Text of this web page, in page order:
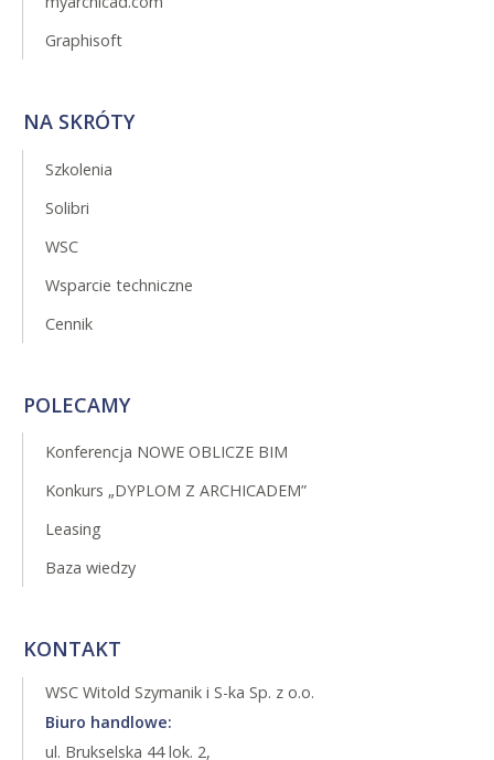
Graphisoft
NA SKRÓTY
Szkolenia
Solibri
WSC
Wsparcie techniczne
Cennik
POLECAMY
Konferencja NOWE OBLICZE BIM
Konkurs „DYPLOM Z ARCHICADEM”
Leasing
Baza wiedzy
KONTAKT
WSC Witold Szymanik i S-ka Sp. z o.o.
Biuro handlowe:
ul. Brukselska 44 lok. 2,